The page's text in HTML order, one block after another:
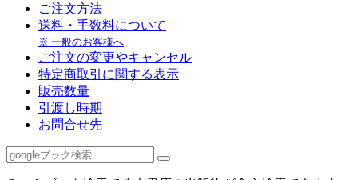
ご注文方法
送料・手数料について
※ 一般のお客様へ
ご注文の変更やキャンセル
特定商取引に関する表示
販売数量
引渡し時期
お問合せ先